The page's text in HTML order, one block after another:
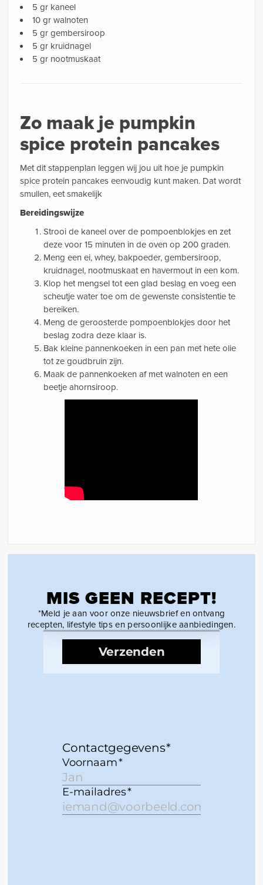
5 gr kaneel
10 gr walnoten
5 gr gembersiroop
5 gr kruidnagel
5 gr nootmuskaat
Zo maak je pumpkin
spice protein pancakes
Met dit stappenplan leggen wij jou uit hoe je pumpkin
spice protein pancakes eenvoudig kunt maken. Dat wordt
smullen, eet smakelijk
Bereidingswijze
Strooi de kaneel over de pompoenblokjes en zet
deze voor 15 minuten in de oven op 200 graden.
Meng een ei, whey, bakpoeder, gembersiroop,
kruidnagel, nootmuskaat en havermout in een kom.
Klop het mengsel tot een glad beslag en voeg een
scheutje water toe om de gewenste consistentie te
bereiken.
Meng de geroosterde pompoenblokjes door het
beslag zodra deze klaar is.
Bak kleine pannenkoeken in een pan met hete olie
tot ze goudbruin zijn.
Maak de pannenkoeken af met walnoten en een
beetje ahornsiroop.
MIS GEEN RECEPT!
*Meld je aan voor onze nieuwsbrief en ontvang
recepten, lifestyle tips en persoonlijke aanbiedingen.